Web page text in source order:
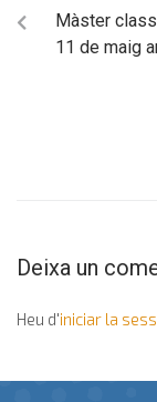
Màster
11 de maig
Deixa un
Heu d'iniciar la